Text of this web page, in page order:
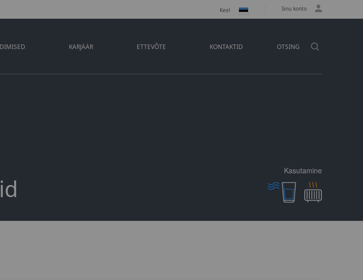
Keel Sinu konto
KARJÄÄR ETTEVÕTE KONTAKTID OTSING
Kasutamine